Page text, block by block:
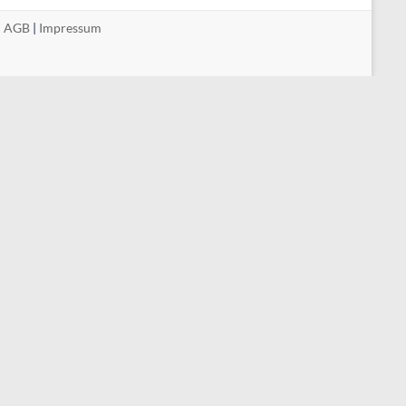
AGB | Impressum